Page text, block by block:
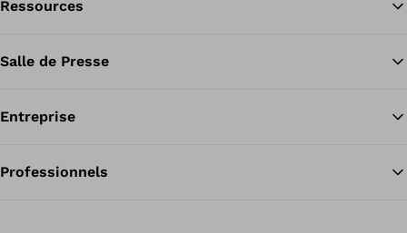
Ressources
Salle de Presse
Entreprise
Professionnels